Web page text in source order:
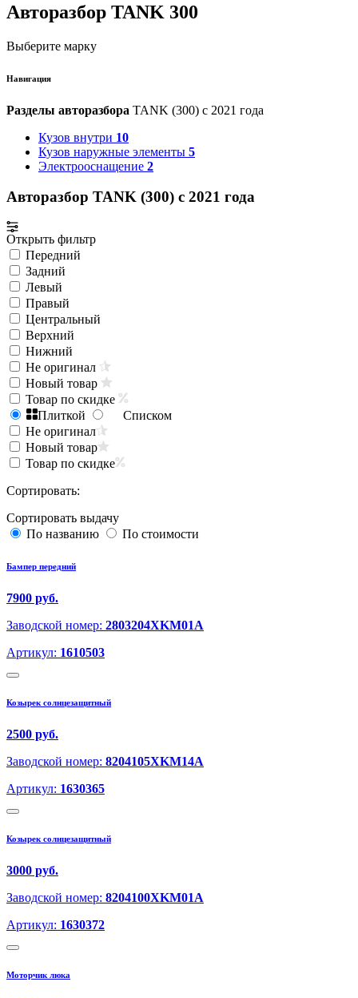
Авторазбор TANK 300
Выберите марку
Навигация
Разделы авторазбора TANK (300) с 2021 года
Кузов внутри 10
Кузов наружные элементы 5
Электрооснащение 2
Авторазбор TANK (300) с 2021 года
Открыть фильтр
Передний
Задний
Левый
Правый
Центральный
Верхний
Нижний
Не оригинал
Новый товар
Товар по скидке
Плиткой
Списком
Не оригинал
Новый товар
Товар по скидке
Сортировать:
Сортировать выдачу
По названию
По стоимости
Бампер передний
7900 руб.
Заводской номер: 2803204XKM01A
Артикул: 1610503
Козырек солнцезащитный
2500 руб.
Заводской номер: 8204105XKM14A
Артикул: 1630365
Козырек солнцезащитный
3000 руб.
Заводской номер: 8204100XKM01A
Артикул: 1630372
Моторчик люка